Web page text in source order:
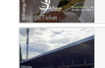
Bild: OETicket